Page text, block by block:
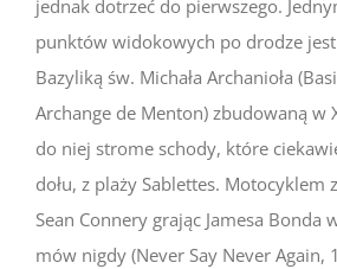
jednak dotrzeć do pierwszego.
punktów widokowych po drodze
Bazyliką św. Michała Archanioła
Archange de Menton) zbudowaną w
do niej strome schody, które
dołu, z plaży Sablettes. Motocyklem
Sean Connery grając Jamesa Bonda
mów nigdy (Never Say Never Again,